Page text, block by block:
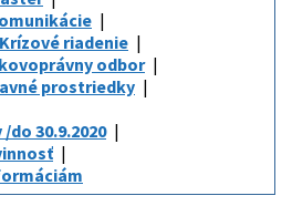
Krízové riadenie
odbor
prostriedky
30.9.2020